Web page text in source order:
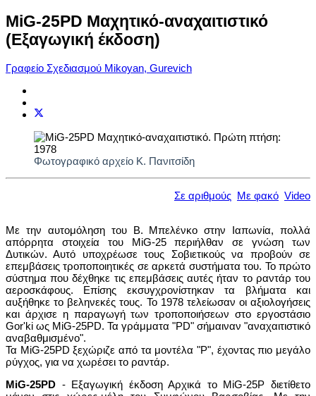
MiG-25PD Μαχητικό-αναχαιτιστικό
(Εξαγωγική έκδοση)
Γραφείο Σχεδιασμού Mikoyan, Gurevich
Φωτογραφικό αρχείο Κ. Πανιτσίδη
Σε αριθμούς Με φακό Video
Με την αυτομόληση του Β. Μπελένκο στην Ιαπωνία, πολλά
απόρρητα στοιχεία του MiG-25 περιήλθαν σε γνώση των
Δυτικών. Αυτό υποχρέωσε τους Σοβιετικούς να προβούν σε
επεμβάσεις τροποποιητικές σε αρκετά συστήματα του. Το πρώτο
σύστημα που δέχθηκε τις επεμβάσεις αυτές ήταν το ραντάρ του
αεροσκάφους. Επίσης εκσυγχρονίστηκαν τα βλήματα και
αυξήθηκε το βεληνεκές τους. Το 1978 τελείωσαν οι αξιολογήσεις
και άρχισε η παραγωγή των τροποποιήσεων στο εργοστάσιο
Gor'ki ως MiG-25PD. Τα γράμματα "PD" σήμαιναν "αναχαιτιστικό
αναβαθμισμένο".
Τα MiG-25PD ξεχώριζε από τα μοντέλα "Ρ", έχοντας πιο μεγάλο
ρύγχος, για να χωρέσει το ραντάρ.
MiG-25PD - Εξαγωγική έκδοση Αρχικά το MiG-25P διετίθετο